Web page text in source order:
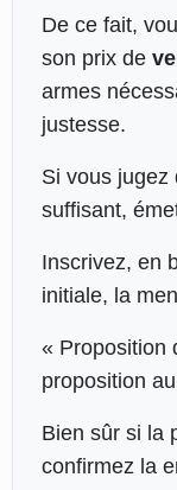
De ce fait,
son prix de
armes
justesse.
Si vous jugez
suffisant,
Inscrivez, en
initiale, la
« Proposition
proposition
Bien sûr si la
confirmez la